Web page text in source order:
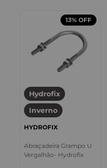
13% OFF
Hydrofix
Inverno
HYDROFIX
Abraçadeira Grampo U
Vergalhão- Hydrofix